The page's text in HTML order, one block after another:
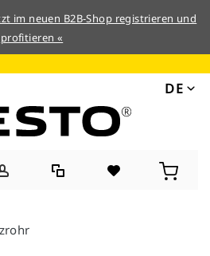
im neuen B2B-Shop registrieren und
profitieren «
DE